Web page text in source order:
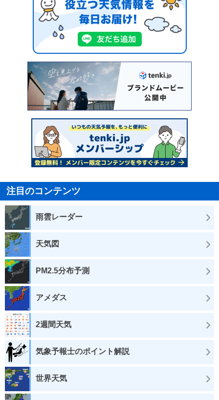
注目のコンテンツ
雨雲レーダー
天気図
PM2.5分布予測
アメダス
2週間天気
気象予報士のポイント解説
世界天気